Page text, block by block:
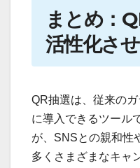
まとめ：
活性化さ
QR抽選は、従来の
に導入できるツール
が、SNSとの親和性
多くさまざまなキャ